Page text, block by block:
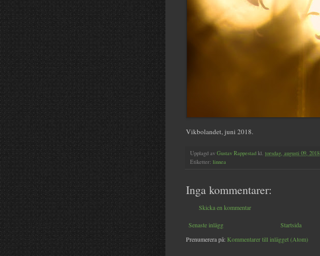
Vikbolandet, juni 2018.
Upplagd av Gustav Rappestad kl. torsdag, augusti 09, 2018
Etiketter: linnea
Inga kommentarer:
Skicka en kommentar
Senaste inlägg
Startsida
Prenumerera på: Kommentarer till inlägget (Atom)